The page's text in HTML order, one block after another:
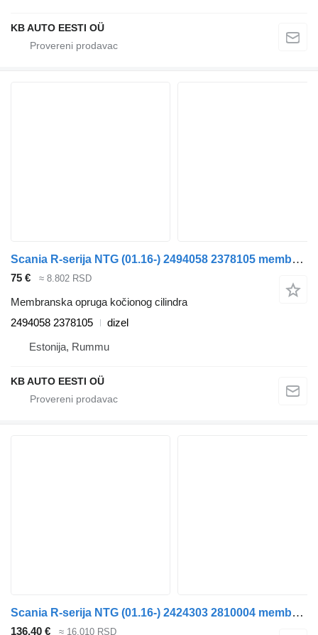
KB AUTO EESTI OÜ
Scania R-seriјa NTG (01.16-) 2494058 2378105 membranska opruga kočionog cilindra za Scania R-Series NTG (01.16-) kamiona
75 € ≈ 8.802 RSD
Membranska opruga kočionog cilindra
2494058 2378105
dizel
Estonija, Rummu
KB AUTO EESTI OÜ
Scania R-seriјa NTG (01.16-) 2424303 2810004 membranska opruga kočionog cilindra za Scania R-Series NTG (01.16-) kamiona
136,40 € ≈ 16.010 RSD